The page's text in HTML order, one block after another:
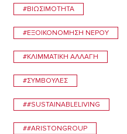
ΑΝΑΚΑΛΥΨΤΕ
#ΒΙΩΣΙΜΌΤΗΤΑ
#ΕΞΟΙΚΟΝΌΜΗΣΗ ΝΕΡΟΎ
#ΚΛΙΜΜΑΤΙΚΉ ΑΛΛΑΓΉ
#ΣΥΜΒΟΥΛEΣ
##SUSTAINABLELIVING
##ARISTONGROUP